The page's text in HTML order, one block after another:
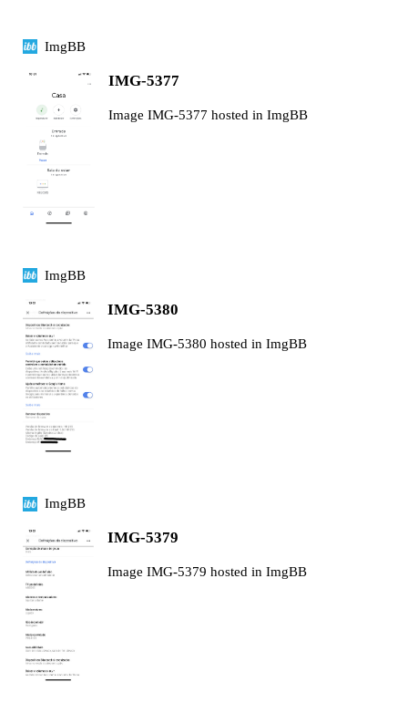
ImgBB
IMG-5377
Image IMG-5377 hosted in ImgBB
ImgBB
IMG-5380
Image IMG-5380 hosted in ImgBB
ImgBB
IMG-5379
Image IMG-5379 hosted in ImgBB